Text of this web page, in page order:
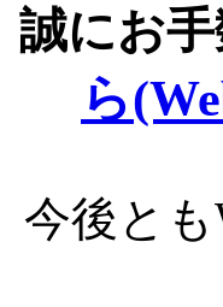
誠にお
ら
今後と